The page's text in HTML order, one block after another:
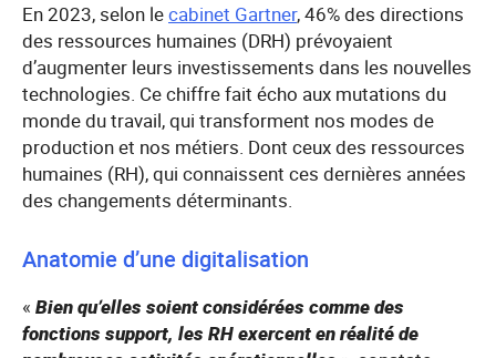
En 2023, selon lecabinet Gartner, 46% des directions
des ressources humaines (DRH) prévoyaient
d’augmenter leurs investissements dans les nouvelles
technologies. Ce chiffre fait écho aux mutations du
monde du travail, qui transforment nos modes de
production et nos métiers. Dont ceux des ressources
humaines (RH), qui connaissent ces dernières années
des changements déterminants.
Anatomie d’une digitalisation
« Bien qu’elles soient considérées comme des
fonctions support, les RH exercent en réalité de